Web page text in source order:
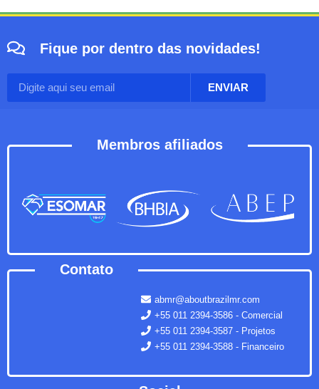
Fique por dentro das novidades!
ENVIAR
Membros afiliados
Contato
abmr@aboutbrazilmr.com
+55 011 2394-3586 - Comercial
+55 011 2394-3587 - Projetos
+55 011 2394-3588 - Financeiro